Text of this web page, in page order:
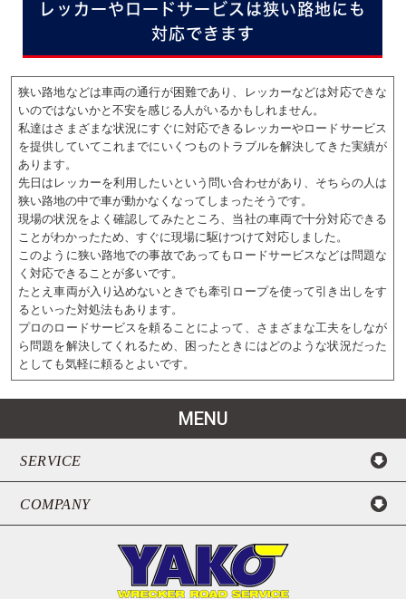
レッカーやロードサービスは狭い路地にも
対応できます
狭い路地などは車両の通行が困難であり、レッカーなどは対応できな
いのではないかと不安を感じる人がいるかもしれません。
私達はさまざまな状況にすぐに対応できるレッカーやロードサービス
を提供していてこれまでにいくつものトラブルを解決してきた実績が
あります。
先日はレッカーを利用したいという問い合わせがあり、そちらの人は
狭い路地の中で車が動かなくなってしまったそうです。
現場の状況をよく確認してみたところ、当社の車両で十分対応できる
ことがわかったため、すぐに現場に駆けつけて対応しました。
このように狭い路地での事故であってもロードサービスなどは問題な
く対応できることが多いです。
たとえ車両が入り込めないときでも牽引ロープを使って引き出しをす
るといった対処法もあります。
プロのロードサービスを頼ることによって、さまざまな工夫をしなが
ら問題を解決してくれるため、困ったときにはどのような状況だった
としても気軽に頼るとよいです。
MENU
SERVICE
COMPANY